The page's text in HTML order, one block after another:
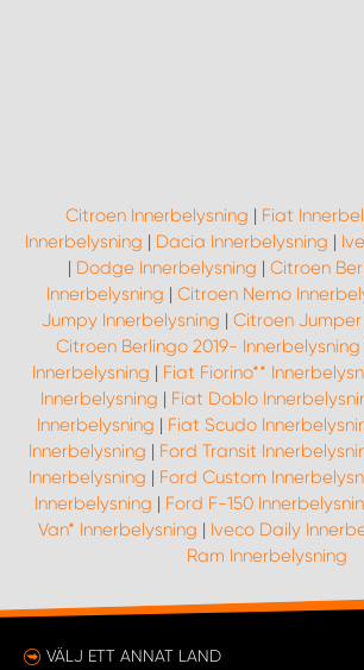
Citroen Innerbelysning | Fiat
Innerbelysning | Dacia Innerbelysning |
| Dodge Innerbelysning | Citroen
Innerbelysning | Citroen Nemo
Jumpy Innerbelysning | Citroen
Citroen Berlingo 2019- Innerbelysning
Innerbelysning | Fiat Fiorino**
Innerbelysning | Fiat Doblo
Innerbelysning | Fiat Scudo
Innerbelysning | Ford Transit
Innerbelysning | Ford Custom
Innerbelysning | Ford F-150
Van* Innerbelysning | Iveco Daily
Ram Innerbelysning
VÄLJ ETT ANNAT LAND